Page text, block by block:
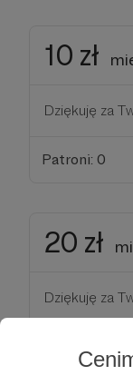
10 zł
Dziękuję za
Patroni: 0
20 zł
Dziękuję za